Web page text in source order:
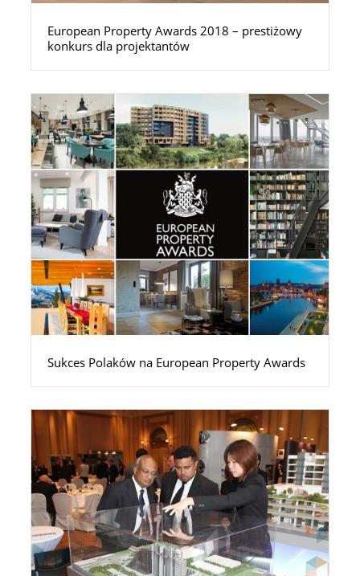
European Property Awards 2018 – prestiżowy
konkurs dla projektantów
Sukces Polaków na European Property Awards